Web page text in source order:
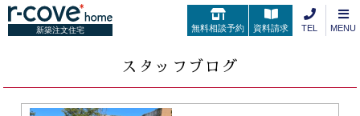
新築注文住宅 無料相談予約 資料請求 TEL MENU
スタッフブログ